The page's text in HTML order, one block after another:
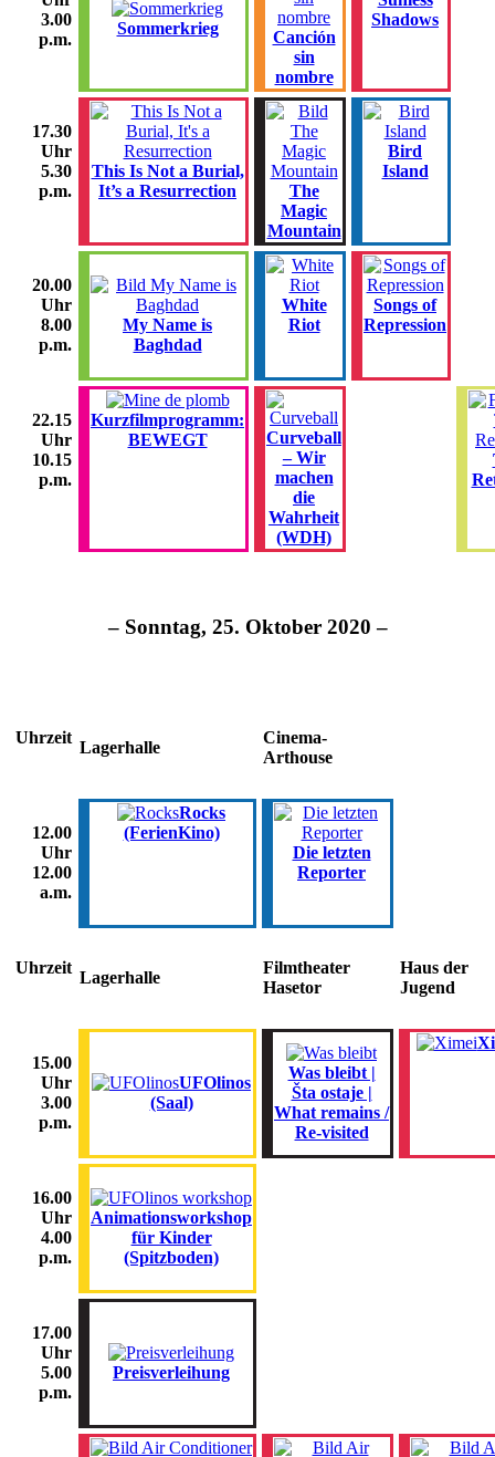
3.00
p.m.
Sommerkrieg
Canción
sin
nombre
Shadows
17.30
Uhr
5.30
p.m.
This Is Not a Burial,
It’s a Resurrection
The
Magic
Mountain
Bird
Island
20.00
Uhr
8.00
p.m.
My Name is
Baghdad
White
Riot
Songs of
Repression
22.15
Uhr
10.15
p.m.
Kurzfilmprogramm:
BEWEGT
Curveball
– Wir
machen
die
Wahrheit
(WDH)
– Sonntag, 25. Oktober 2020 –
Uhrzeit
Lagerhalle
Cinema-
Arthouse
12.00
Uhr
12.00
a.m.
Rocks
(FerienKino)
Die letzten
Reporter
Uhrzeit
Lagerhalle
Filmtheater
Hasetor
Haus der
Jugend
15.00
Uhr
3.00
p.m.
UFOlinos
(Saal)
Was bleibt |
Šta ostaje |
What remains /
Re-visited
16.00
Uhr
4.00
p.m.
Animationsworkshop
für Kinder
(Spitzboden)
17.00
Uhr
5.00
p.m.
Preisverleihung